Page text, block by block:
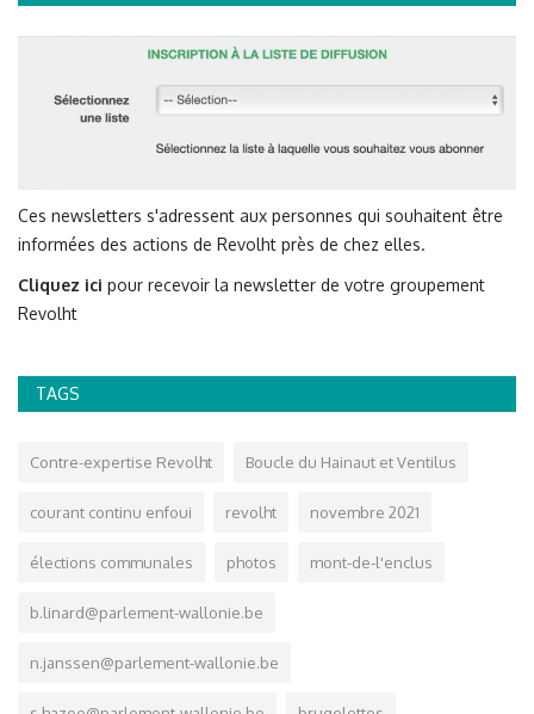
Ces newsletters s'adressent aux personnes qui souhaitent être
informées des actions de Revolht près de chez elles.
Cliquez ici pour recevoir la newsletter de votre groupement
Revolht
TAGS
Contre-expertise Revolht Boucle du Hainaut et Ventilus
courant continu enfoui revolht novembre 2021
élections communales photos mont-de-l'enclus
b.linard@parlement-wallonie.be
n.janssen@parlement-wallonie.be